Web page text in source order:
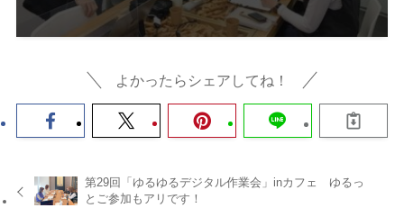
よかったらシェアしてね！
第29回「ゆるゆるデジタル作業会」inカフェ ゆるっ
とご参加もアリです！